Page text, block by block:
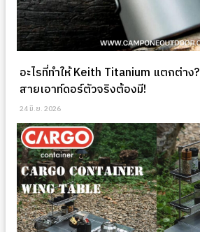
อะไรที่ทำให้ Keith Titanium แตกต่าง
สายเอาท์ดอร์ตัวจริงต้องมี!
24 มิ.ย. 2026